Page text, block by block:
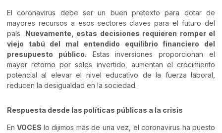
El coronavirus debe ser un buen pretexto para dotar de
mayores recursos a esos sectores claves para el futuro del
país. Nuevamente, estas decisiones requieren romper el
viejo tabú del mal entendido equilibrio financiero del
presupuesto público. Estas inversiones proporcionan el
mayor retorno por soles invertido, aumentan el crecimiento
potencial al elevar el nivel educativo de la fuerza laboral,
reducen la desigualdad en la sociedad.
Respuesta desde las políticas públicas a la crisis
EnVOCES lo dijimos más de una vez, el coronavirus ha puesto